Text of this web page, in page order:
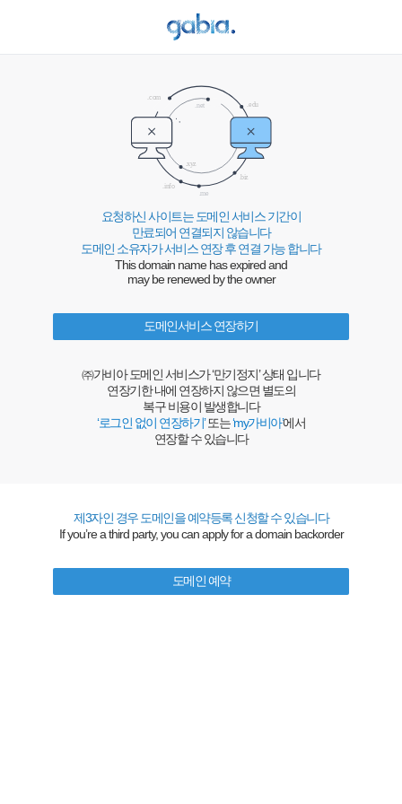
요청하신 사이트는 도메인 서비스 기간이
만료되어 연결되지 않습니다
도메인 소유자가 서비스 연장 후 연결 가능 합니다
This domain name has expired and
may be renewed by the owner
도메인서비스 연장하기
㈜가비아 도메인 서비스가 ‘만기정지’ 상태 입니다
연장기한 내에 연장하지 않으면 별도의
복구 비용이 발생합니다
‘로그인 없이 연장하기’또는‘my가비아’에서
연장할 수 있습니다
제3자인 경우 도메인을 예약등록 신청할 수 있습니다
If you’re a third party, you can apply for a domain backorder
도메인 예약